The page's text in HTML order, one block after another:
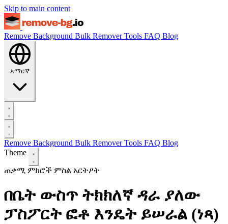
Skip to main content
Remove Background Bulk RemoverTools FAQ Blog
አማርኛ
Remove Background Bulk RemoverTools FAQ Blog
Theme
ጠቃሚ ምክሮች ምስል አርትዖት
በቤት ውስጥ ትክክለኛ ዳራ ያለው
ፓስፖርት ፎቶ እንዴት ይሠራል (ነጻ)